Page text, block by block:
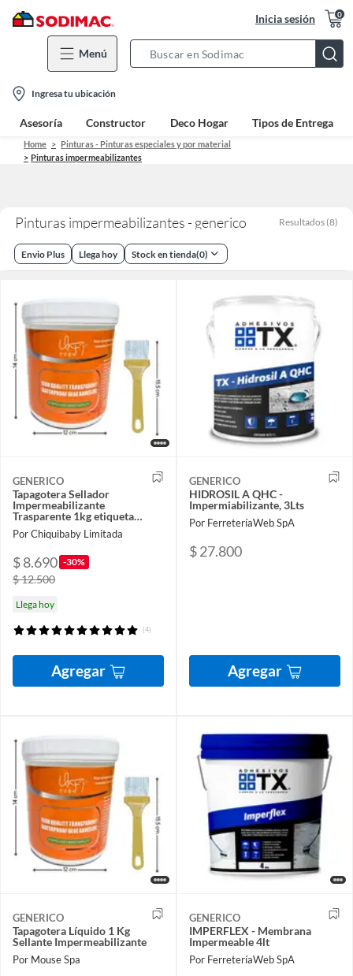
Inicia sesión 0
Menú
Bar
location-
icon
Ingresa tu ubicación
Asesoría Constructor Deco Hogar Tipos de Entrega
Home
Pinturas - Pinturas especiales y por material
Pinturas impermeabilizantes
Pinturas impermeabilizantes - generico Resultados (8)
Envio Plus Llega hoy Stock en tienda(0)
GENERICO
Tapagotera Sellador
Impermeabilizante
Trasparente 1kg etiqueta
naranja
Por Chiquibaby Limitada
$ 8.690 -30%
$ 12.500
Llega hoy
(4)
Agregar
GENERICO
HIDROSIL A QHC -
Impermiabilizante, 3Lts
Por FerreteríaWeb SpA
$ 27.800
Agregar
GENERICO
Tapagotera Líquido 1 Kg
Sellante Impermeabilizante
Por Mouse Spa
GENERICO
IMPERFLEX - Membrana
Impermeable 4lt
Por FerreteríaWeb SpA